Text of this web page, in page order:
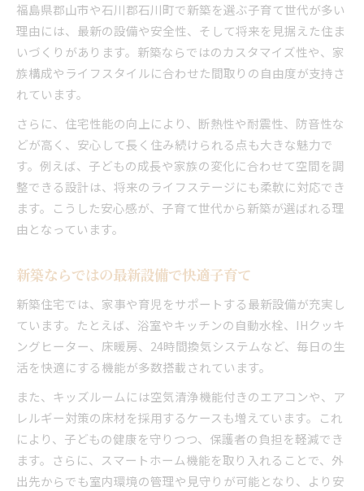
福島県郡山市や石川郡石川町で新築を選ぶ子育て世代が多い
理由には、最新の設備や安全性、そして将来を見据えた住ま
いづくりがあります。新築ならではのカスタマイズ性や、家
族構成やライフスタイルに合わせた間取りの自由度が支持さ
れています。
さらに、住宅性能の向上により、断熱性や耐震性、防音性な
どが高く、安心して長く住み続けられる点も大きな魅力で
す。例えば、子どもの成長や家族の変化に合わせて空間を調
整できる設計は、将来のライフステージにも柔軟に対応でき
ます。こうした安心感が、子育て世代から新築が選ばれる理
由となっています。
新築ならではの最新設備で快適子育て
新築住宅では、家事や育児をサポートする最新設備が充実し
ています。たとえば、浴室やキッチンの自動水栓、IHクッキ
ングヒーター、床暖房、24時間換気システムなど、毎日の生
活を快適にする機能が多数搭載されています。
また、キッズルームには空気清浄機能付きのエアコンや、ア
レルギー対策の床材を採用するケースも増えています。これ
により、子どもの健康を守りつつ、保護者の負担を軽減でき
ます。さらに、スマートホーム機能を取り入れることで、外
出先からでも室内環境の管理や見守りが可能となり、より安